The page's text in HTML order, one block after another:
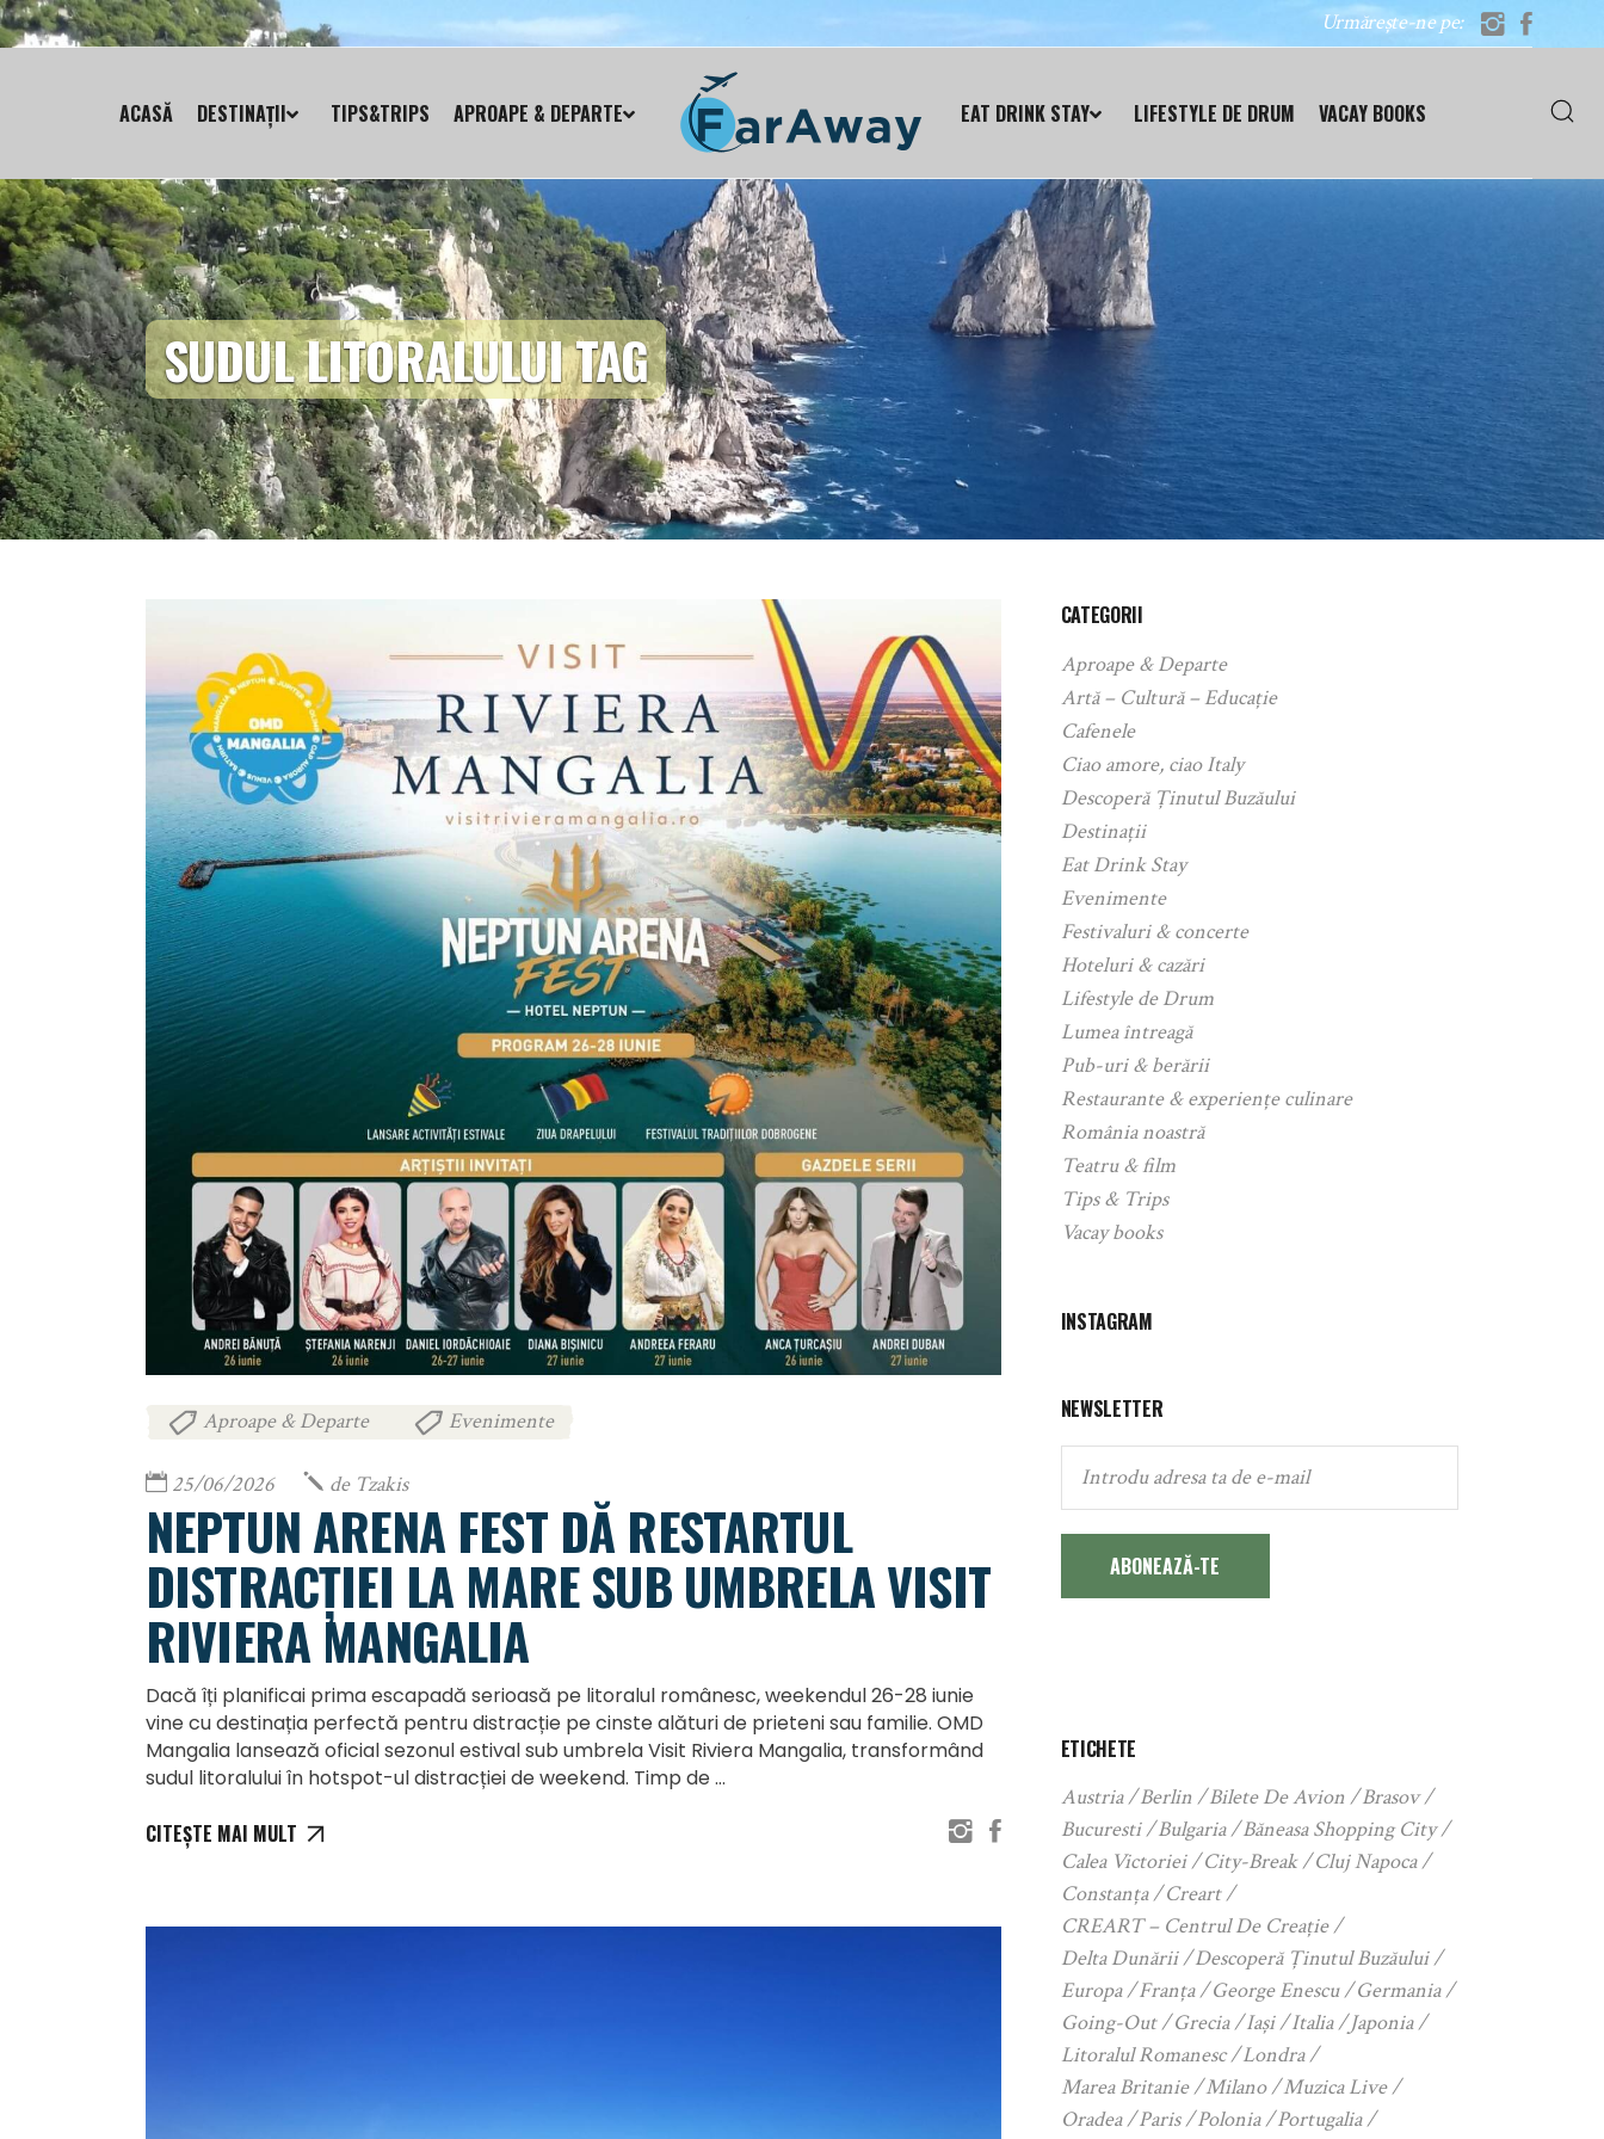
Urmărește-ne pe:
ACASĂ DESTINAȚII TIPS&TRIPS APROAPE & DEPARTE EAT DRINK STAY LIFESTYLE DE DRUM VACAY BOOKS
SUDUL LITORALULUI TAG
Aproape & Departe Evenimente
25/06/2026 de Tzakis
NEPTUN ARENA FEST DĂ RESTARTUL
DISTRACȚIEI LA MARE SUB UMBRELA VISIT
RIVIERA MANGALIA
Dacă îți planificai prima escapadă serioasă pe litoralul românesc, weekendul 26-28 iunie
vine cu destinația perfectă pentru distracție pe cinste alături de prieteni sau familie. OMD
Mangalia lansează oficial sezonul estival sub umbrela Visit Riviera Mangalia, transformând
sudul litoralului în hotspot-ul distracției de weekend. Timp de
CITEȘTE MAI MULT
CATEGORII
Aproape & Departe
Artă – Cultură – Educație
Cafenele
Ciao amore, ciao Italy
Descoperă Ținutul Buzăului
Destinații
Eat Drink Stay
Evenimente
Festivaluri & concerte
Hoteluri & cazări
Lifestyle de Drum
Lumea întreagă
Pub-uri & berării
Restaurante & experiențe culinare
România noastră
Teatru & film
Tips & Trips
Vacay books
INSTAGRAM
NEWSLETTER
ABONEAZĂ-TE
ETICHETE
Austria Berlin Bilete De Avion
Brasov
Bucuresti
Bulgaria
Băneasa Shopping City
Calea Victoriei
City-Break
Cluj Napoca
Constanța
Creart
CREART – Centrul De Creație
Delta Dunării
Descoperă Ținutul Buzăului
Europa
Franța George Enescu
Germania
Going-Out
Grecia Iași Italia
Japonia
Litoralul Romanesc
Londra
Marea Britanie
Milano
Muzica Live
Oradea
Paris Polonia
Portugalia